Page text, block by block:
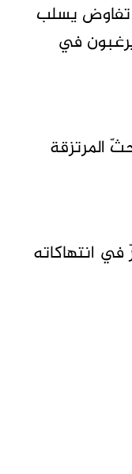
تفاوض يسلب
في
المرتزقة
انتهاكاته